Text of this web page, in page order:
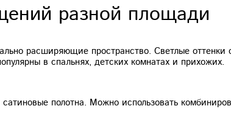
разной площади
расширяющие пространство. Светлые
в спальнях, детских комнатах и прихожих.
полотна. Можно использовать